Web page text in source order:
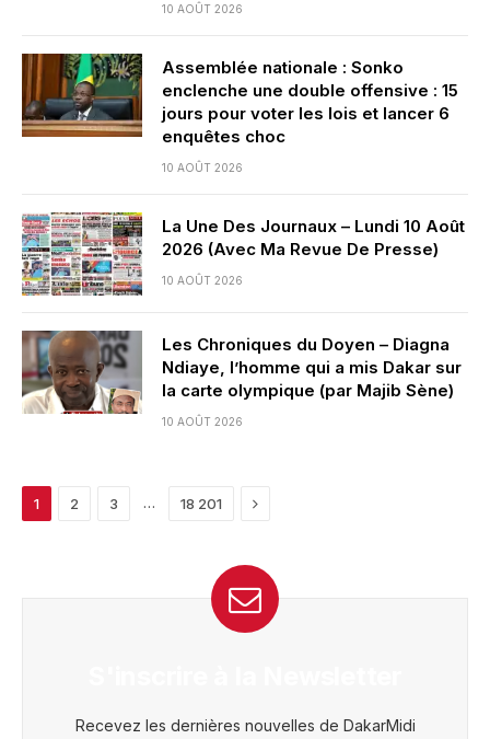
10 AOÛT 2026
Assemblée nationale : Sonko
enclenche une double offensive : 15
jours pour voter les lois et lancer 6
enquêtes choc
10 AOÛT 2026
La Une Des Journaux – Lundi 10 Août
2026 (Avec Ma Revue De Presse)
10 AOÛT 2026
Les Chroniques du Doyen – Diagna
Ndiaye, l’homme qui a mis Dakar sur
la carte olympique (par Majib Sène)
10 AOÛT 2026
1 2 3 … 18 201 Next
Recevez les dernières nouvelles de DakarMidi